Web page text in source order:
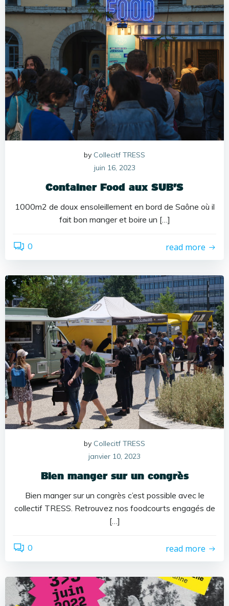
by Collecitf TRESS
juin 16, 2023
Container Food aux SUB’S
1000m2 de doux ensoleillement en bord de Saône où il
fait bon manger et boire un […]
0 read more
by Collecitf TRESS
janvier 10, 2023
Bien manger sur un congrès
Bien manger sur un congrès c’est possible avec le
collectif TRESS. Retrouvez nos foodcourts engagés de
[…]
0 read more